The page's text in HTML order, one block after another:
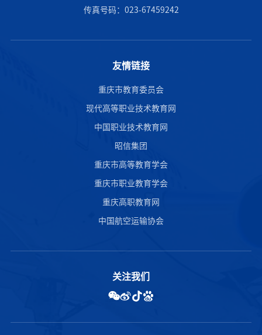
传真号码：023-67459242
友情链接
重庆市教育委员会
现代高等职业技术教育网
中国职业技术教育网
昭信集团
重庆市高等教育学会
重庆市职业教育学会
重庆高职教育网
中国航空运输协会
关注我们